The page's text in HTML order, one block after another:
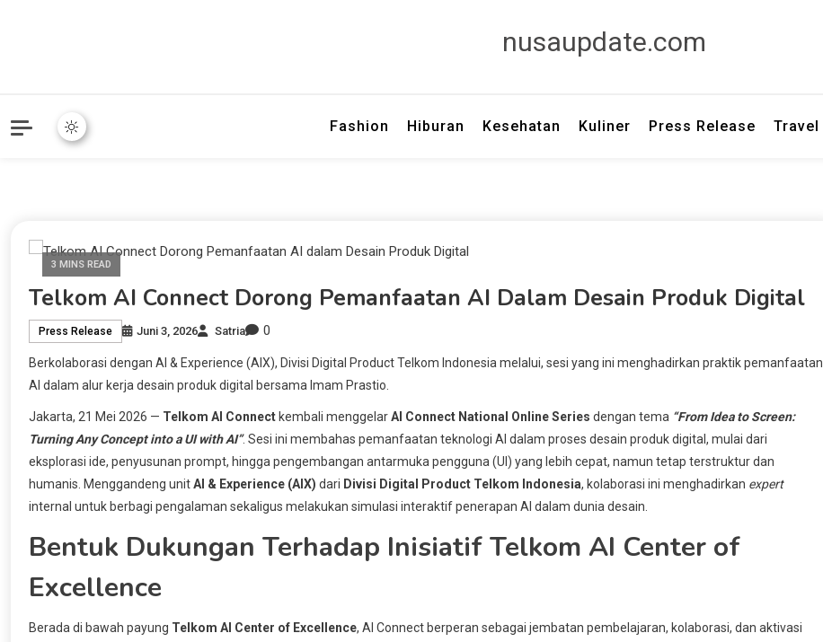
nusaupdate.com
Fashion Hiburan Kesehatan Kuliner Press Release Travel
3 MINS READ
Telkom AI Connect Dorong Pemanfaatan AI Dalam Desain Produk Digital
Press Release Juni 3, 2026 Satria 0
Berkolaborasi dengan AI & Experience (AIX), Divisi Digital Product Telkom Indonesia melalui, sesi yang ini menghadirkan praktik pemanfaatan
AI dalam alur kerja desain produk digital bersama Imam Prastio.
Jakarta, 21 Mei 2026 — Telkom AI Connect kembali menggelarAI Connect National Online Series dengan tema “From Idea to Screen:
Turning Any Concept into a UI with AI”. Sesi ini membahas pemanfaatan teknologi AI dalam proses desain produk digital, mulai dari
eksplorasi ide, penyusunan prompt, hingga pengembangan antarmuka pengguna (UI) yang lebih cepat, namun tetap terstruktur dan
humanis. Menggandeng unitAI & Experience (AIX) dari Divisi Digital Product Telkom Indonesia, kolaborasi ini menghadirkan expert
internal untuk berbagi pengalaman sekaligus melakukan simulasi interaktif penerapan AI dalam dunia desain.
Bentuk Dukungan Terhadap Inisiatif Telkom AI Center of
Excellence
Berada di bawah payung Telkom AI Center of Excellence, AI Connect berperan sebagai jembatan pembelajaran, kolaborasi, dan aktivasi